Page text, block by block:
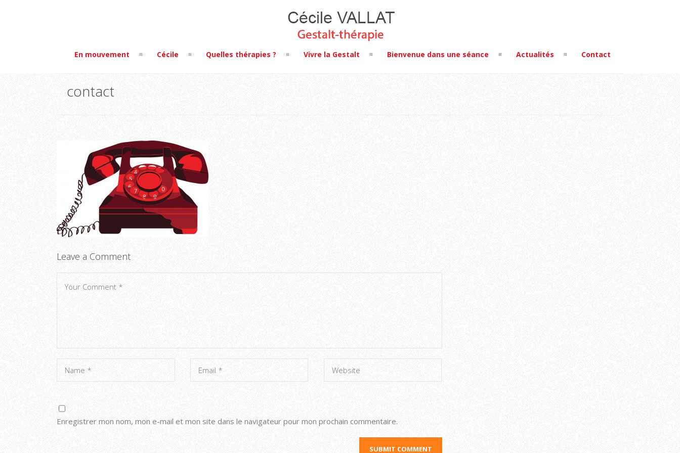
En mouvement Cécile Quelles thérapies ? Vivre la Gestalt Bienvenue dans une séance Actualités Contact
contact
Leave a Comment
Enregistrer mon nom, mon e-mail et mon site dans le navigateur pour mon prochain commentaire.